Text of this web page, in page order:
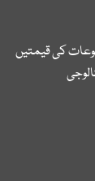
کی قیمتیں